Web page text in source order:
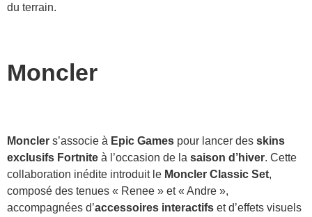
du terrain.
Moncler
Moncler s’associe à Epic Games pour lancer des skins
exclusifs Fortnite à l’occasion de la saison d’hiver. Cette
collaboration inédite introduit le Moncler Classic Set,
composé des tenues « Renee » et « Andre »,
accompagnées d’accessoires interactifs et d’effets visuels